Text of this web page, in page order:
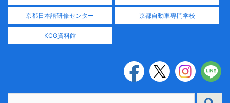
京都日本語研修センター 京都自動車専門学校
KCG資料館